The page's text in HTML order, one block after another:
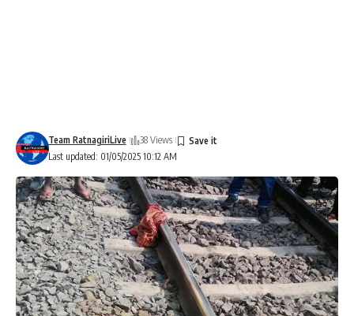
Last updated: 01/05/2025 10:12 AM
Team RatnagiriLive 38 Views